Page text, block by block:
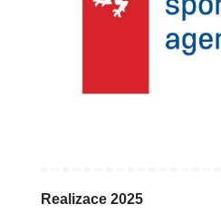
Realizace 2025